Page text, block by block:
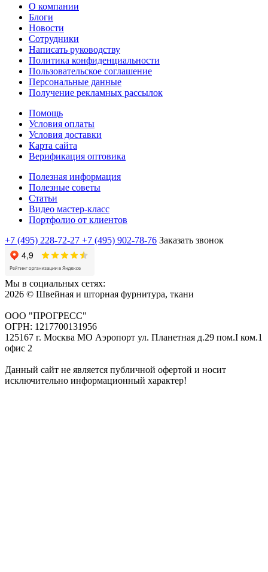
О компании
Блоги
Новости
Сотрудники
Написать руководству
Политика конфиденциальности
Пользовательское соглашение
Персональные данные
Получение рекламных рассылок
Помощь
Условия оплаты
Условия доставки
Карта сайта
Верификация оптовика
Полезная информация
Полезные советы
Статьи
Видео мастер-класс
Портфолио от клиентов
+7 (495) 228-72-27 +7 (495) 902-78-76 Заказать звонок
Мы в социальных сетях:
2026 © Швейная и шторная фурнитура, ткани
ООО "ПРОГРЕСС"
ОГРН: 1217700131956
125167 г. Москва МО Аэропорт ул. Планетная д.29 пом.I ком.1
офис 2
Данный сайт не является публичной офертой и носит
исключительно информационный характер!